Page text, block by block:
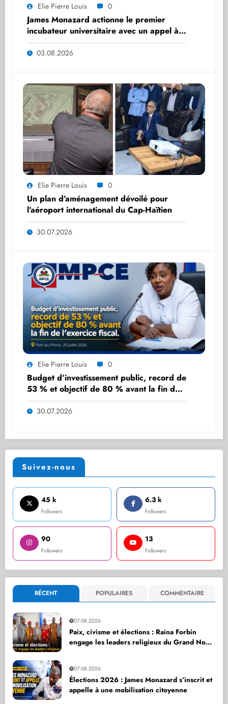
Elie Pierre Louis 0
James Monazard actionne le premier
incubateur universitaire avec un appel à
startups
03.08.2026
Elie Pierre Louis 0
Un plan d’aménagement dévoilé pour
l’aéroport international du Cap-Haïtien
30.07.2026
Elie Pierre Louis 0
Budget d’investissement public, record de
53 % et objectif de 80 % avant la fin de
l’exercice fiscal.
30.07.2026
Suivez-nous
45 k
Followers
6.3 k
Followers
90
Followers
13
Followers
RÉCENT POPULAIRES COMMENTAIRE
07.08.2026
Paix, civisme et élections : Raina Forbin
engage les leaders religieux du Grand Nord
07.08.2026
Élections 2026 : James Monazard s’inscrit et
appelle à une mobilisation citoyenne